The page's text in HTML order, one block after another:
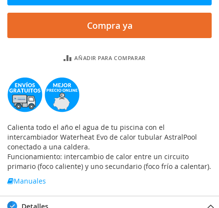
Compra ya
AÑADIR PARA COMPARAR
Calienta todo el año el agua de tu piscina con el
intercambiador Waterheat Evo de calor tubular AstralPool
conectado a una caldera.
Funcionamiento: intercambio de calor entre un circuito
primario (foco caliente) y uno secundario (foco frío a calentar).
Manuales